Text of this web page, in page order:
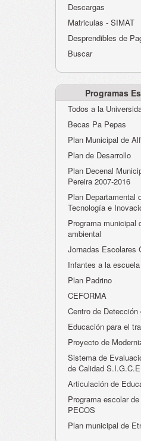
Despacho Secretaría
Evaluación desempeño
Humano-Cesantías
Descargas
Matriculas - SIMAT
Desprendibles de
Buscar
Programas
Todos a la
Becas Pa Pepas
Plan Municipal de
Plan de Desarrollo
Plan Decenal
Pereira 2007-2016
Plan Departamental
Tecnología e
Programa municipal
ambiental
Jornadas Escolares
Infantes a la escuela
Plan Padrino
CEFORMA
Centro de Detección
Educación para el
Proyecto de
Sistema de
de Calidad
Articulación de
Programa escolar
PECOS
Plan municipal de